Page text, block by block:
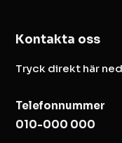
Kontakta oss
Tryck direkt här
Telefonnummer
010-000 000